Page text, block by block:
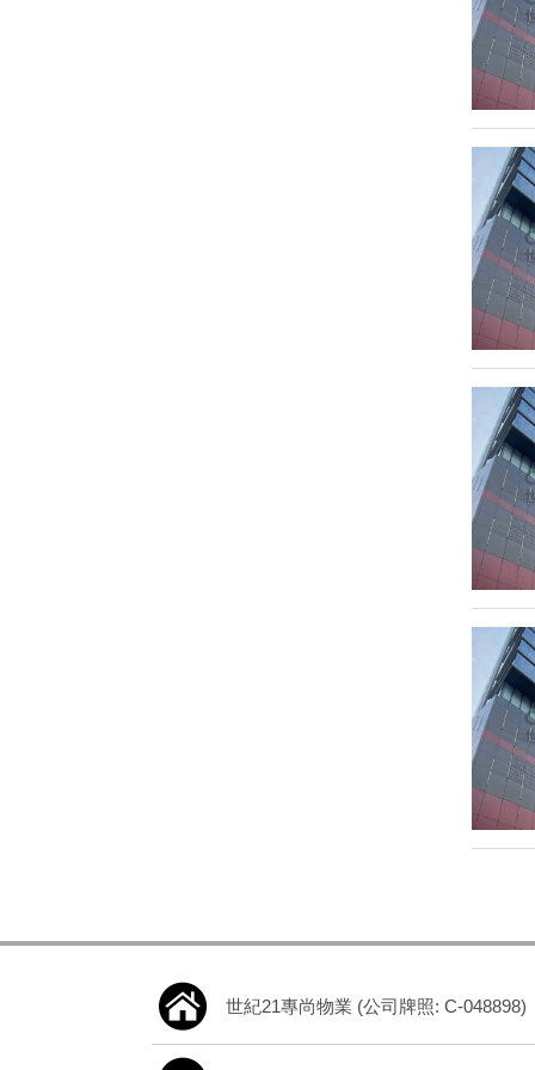
世紀21專尚物業 (公司牌照: C-048898)